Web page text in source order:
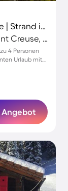
Wunderschönes Chalet mit Terrasse | Strand in der Nähe | Hunde erlaubt
Royère-de-Vassivière, Département Creuse, Frankreich
4 Personen
Urlaub mit
Angebot